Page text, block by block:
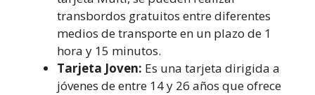
transbordos gratuitos entre diferentes
medios de transporte en un plazo de 1
hora y 15 minutos.
Tarjeta Joven: Es una tarjeta dirigida a
jóvenes de entre 14 y 26 años que ofrece